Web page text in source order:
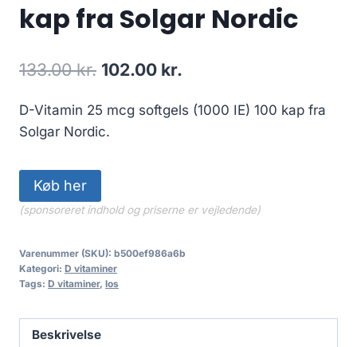
kap fra Solgar Nordic
133.00kr. Den
pris
133.00 kr..
102.00 kr.
pris
D-Vitamin 25 mcg softgels (1000 IE) 100 kap fra
Solgar Nordic.
Køb her
(sponsoreret indhold og priserne er vejledende)
Varenummer (SKU): b500ef986a6b
Kategori: D vitaminer
Tags: D vitaminer, los
Beskrivelse